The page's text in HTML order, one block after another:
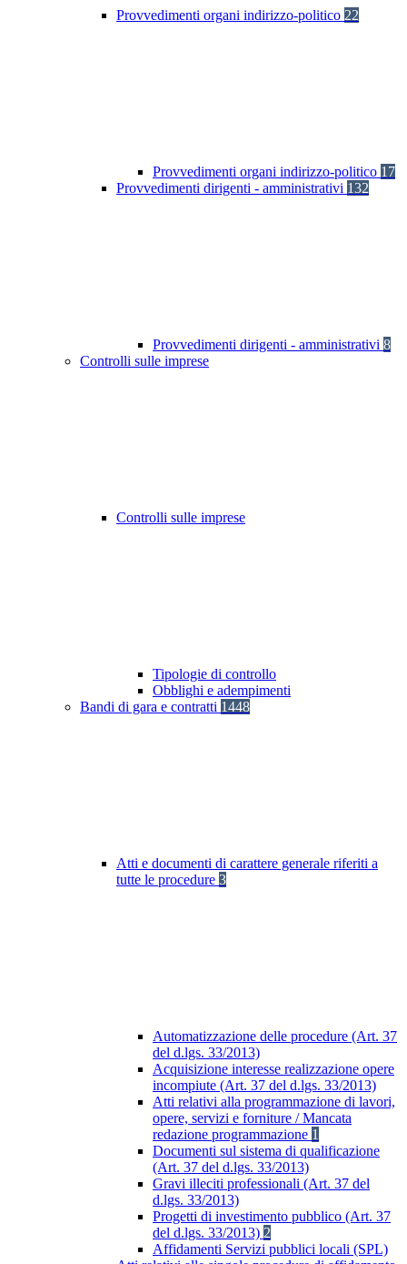
Provvedimenti organi indirizzo-politico 22
Provvedimenti organi indirizzo-politico 17
Provvedimenti dirigenti - amministrativi 132
Provvedimenti dirigenti - amministrativi 8
Controlli sulle imprese
Controlli sulle imprese
Tipologie di controllo
Obblighi e adempimenti
Bandi di gara e contratti 1448
Atti e documenti di carattere generale riferiti a
tutte le procedure 3
Automatizzazione delle procedure (Art. 37
del d.lgs. 33/2013)
Acquisizione interesse realizzazione opere
incompiute (Art. 37 del d.lgs. 33/2013)
Atti relativi alla programmazione di lavori,
opere, servizi e forniture / Mancata
redazione programmazione 1
Documenti sul sistema di qualificazione
(Art. 37 del d.lgs. 33/2013)
Gravi illeciti professionali (Art. 37 del
d.lgs. 33/2013)
Progetti di investimento pubblico (Art. 37
del d.lgs. 33/2013) 2
Affidamenti Servizi pubblici locali (SPL)